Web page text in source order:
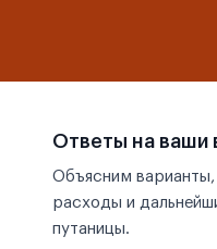
Ответы на ваши
Объясним
расходы и
путаницы.